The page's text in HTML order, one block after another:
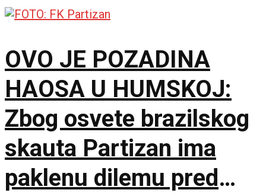
OVO JE POZADINA
HAOSA U HUMSKOJ:
Zbog osvete brazilskog
skauta Partizan ima
paklenu dilemu pred